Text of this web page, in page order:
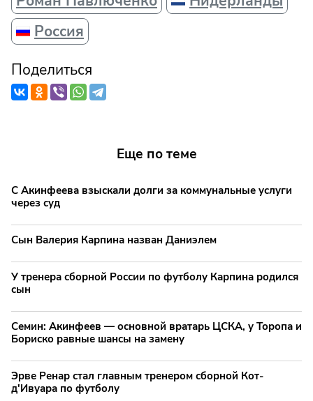
Россия
Поделиться
Еще по теме
С Акинфеева взыскали долги за коммунальные услуги
через суд
Сын Валерия Карпина назван Даниэлем
У тренера сборной России по футболу Карпина родился
сын
Семин: Акинфеев — основной вратарь ЦСКА, у Торопа и
Бориско равные шансы на замену
Эрве Ренар стал главным тренером сборной Кот-
д'Ивуара по футболу